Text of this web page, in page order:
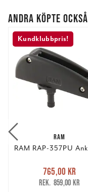
ANDRA KÖPTE OCKSÅ
Kundklubbpris!
RAM
RAM RAP-357PU
Nuvarande pris
765,00 krTidigare
859,00 kr
765,00 kr
859,00 kr